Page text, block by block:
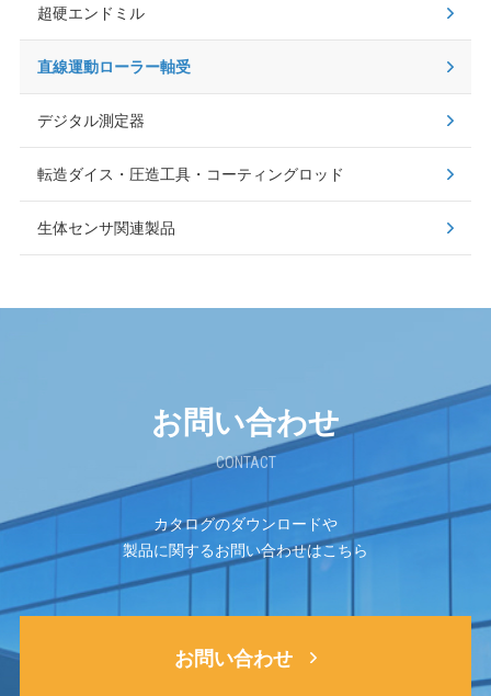
超硬エンドミル
直線運動ローラー軸受
デジタル測定器
転造ダイス・圧造工具・コーティングロッド
生体センサ関連製品
お問い合わせ
CONTACT
カタログのダウンロードや
製品に関するお問い合わせはこちら
お問い合わせ